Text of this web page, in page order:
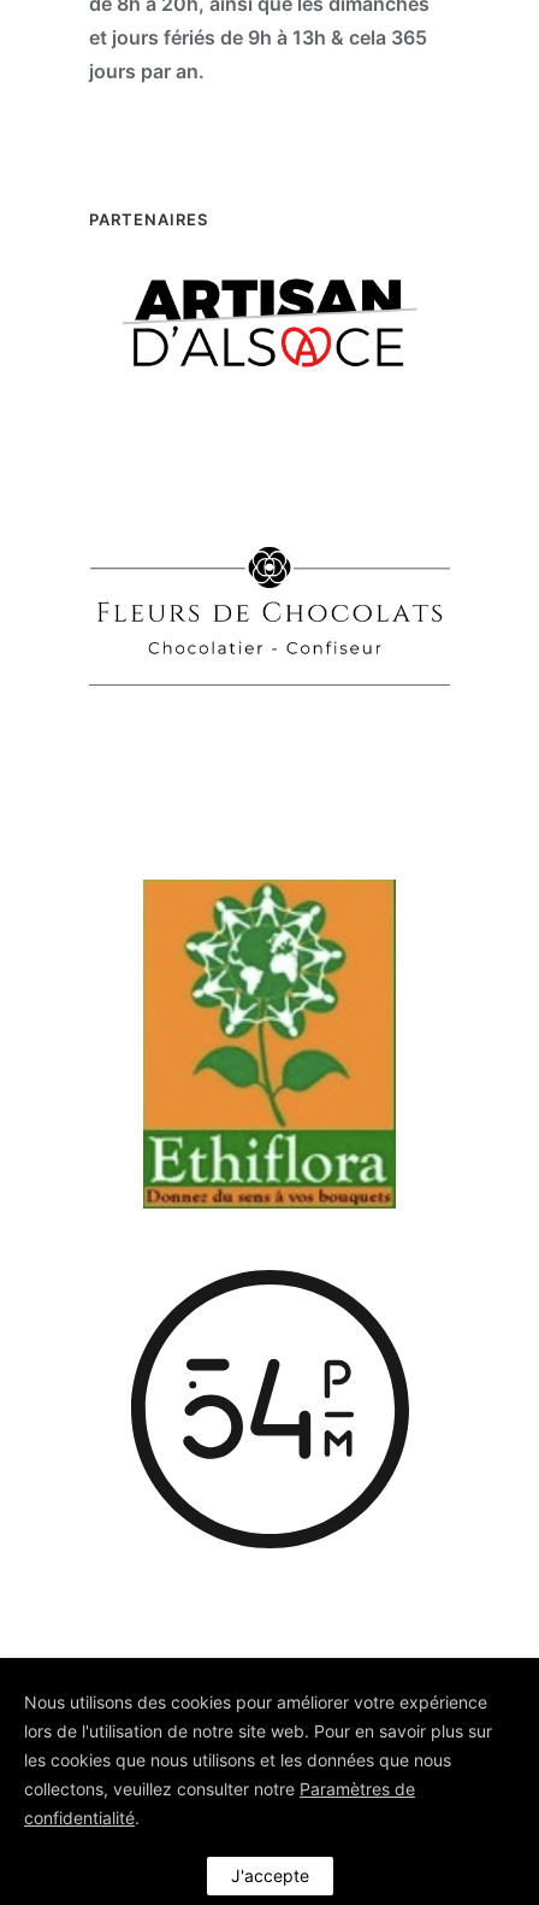
et jours fériés de 9h à 13h & cela 365
jours par an.
PARTENAIRES
© Depuis 2006KAREDESS- Création
de sites internet à Mulhouse
Nous utilisons des cookies pour améliorer votre expérience
lors de l'utilisation de notre site web. Pour en savoir plus sur
les cookies que nous utilisons et les données que nous
collectons, veuillez consulter notre Paramètres de
confidentialité.
J'accepte